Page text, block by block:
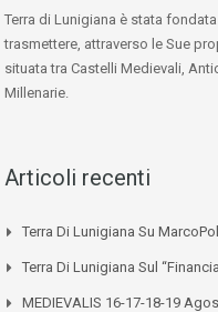
Terra di Lunigiana è stata
trasmettere, attraverso le Sue
situata tra Castelli Medievali,
Millenarie.
Articoli recenti
Terra Di Lunigiana Su
Terra Di Lunigiana Sul
MEDIEVALIS 16-17-18-19